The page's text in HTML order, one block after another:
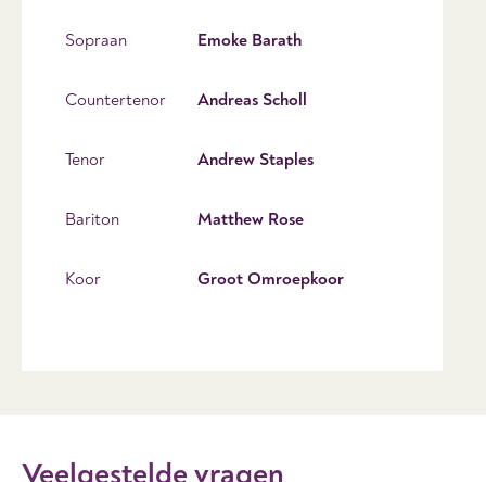
Sopraan Emoke Barath
Countertenor Andreas Scholl
Tenor Andrew Staples
Bariton Matthew Rose
Koor Groot Omroepkoor
Veelgestelde vragen